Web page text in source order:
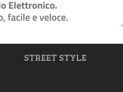
STREET STYLE